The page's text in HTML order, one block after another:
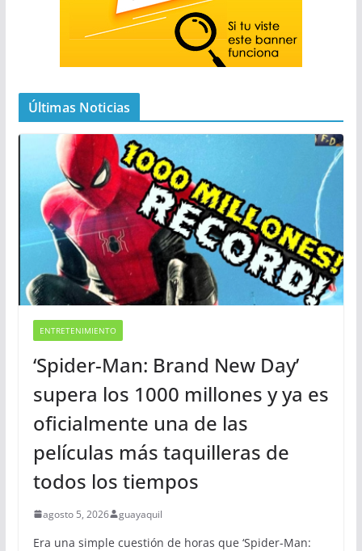
Últimas Noticias
ENTRETENIMIENTO
‘Spider-Man: Brand New Day’
supera los 1000 millones y ya es
oficialmente una de las
películas más taquilleras de
todos los tiempos
agosto 5, 2026 guayaquil
Era una simple cuestión de horas que ‘Spider-Man: